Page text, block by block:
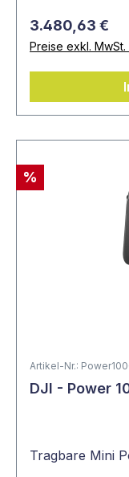
3.480,63 €
Preise exkl.
%
Artikel-Nr.:
DJI - Power
Tragbare Mini